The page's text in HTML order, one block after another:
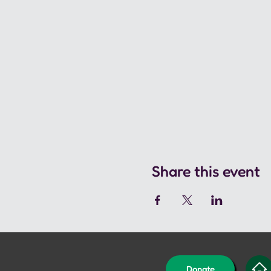
Share this event
Donate